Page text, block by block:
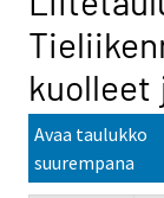
kuolleet
Avaa taulukko
suurempana